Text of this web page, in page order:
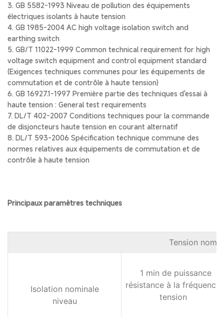
3. GB 5582-1993 Niveau de pollution des équipements
électriques isolants à haute tension
4. GB 1985-2004 AC high voltage isolation switch and
earthing switch
5. GB/T 11022-1999 Common technical requirement for high
voltage switch equipment and control equipment standard
(Exigences techniques communes pour les équipements de
commutation et de contrôle à haute tension)
6. GB 16927.1-1997 Première partie des techniques d'essai à
haute tension : General test requirements
7. DL/T 402-2007 Conditions techniques pour la commande
de disjoncteurs haute tension en courant alternatif
8. DL/T 593-2006 Spécification technique commune des
normes relatives aux équipements de commutation et de
contrôle à haute tension
Principaux paramètres techniques
Tension
Isolation nominale
niveau
1 min de puissance
résistance à la fréquence
tension